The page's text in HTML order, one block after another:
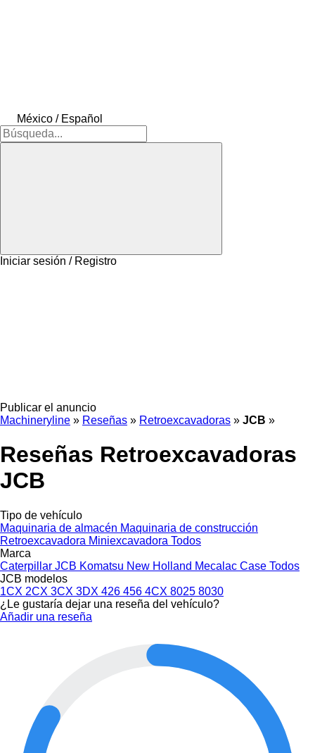
México / Español
Iniciar sesión / Registro
Publicar el anuncio
Machineryline » Reseñas » Retroexcavadoras » JCB »
Reseñas Retroexcavadoras
JCB
Tipo de vehículo
Maquinaria de almacén Maquinaria de construcción
Retroexcavadora Miniexcavadora Todos
Marca
Caterpillar JCB Komatsu New Holland Mecalac Case Todos
JCB modelos
1CX 2CX 3CX 3DX 426 456 4CX 8025 8030
¿Le gustaría dejar una reseña del vehículo?
Añadir una reseña